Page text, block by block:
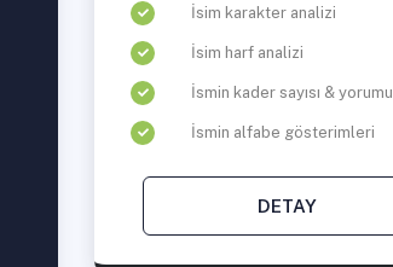
İsim karakter analizi
İsim harf analizi
İsmin kader sayısı & yorumu
İsmin alfabe gösterimleri
DETAY